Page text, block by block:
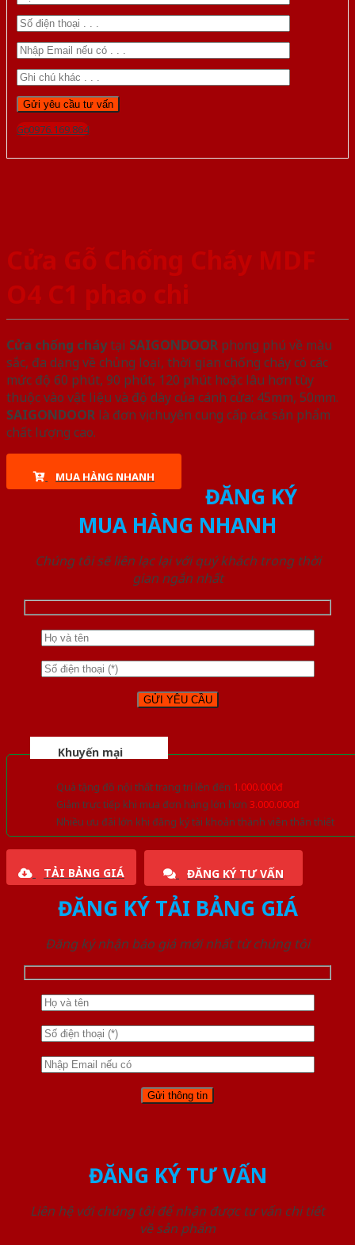
Gọi 0976.169.864
Cửa Gỗ Chống Cháy MDF
O4 C1 phao chi
Cửa chống cháytại SAIGONDOOR phong phú về màu
sắc, đa dạng về chủng loại, thời gian chống cháy có các
mức độ 60 phút, 90 phút, 120 phút hoặc lâu hơn tùy
thuộc vào vật liệu và độ dày của cánh cửa: 45mm, 50mm.
SAIGONDOOR là đơn vị chuyên cung cấp các sản phẩm
chất lượng cao.
MUA HÀNG NHANH
ĐĂNG KÝ
MUA HÀNG NHANH
Chúng tôi sẽ liên lạc lại với quý khách trong thời
gian ngắn nhất
Khuyến mại
Quà tặng đồ nội thất trang trí lên đến 1.000.000đ
Giảm trực tiếp khi mua đơn hàng lớn hơn 3.000.000đ
Nhiều ưu đãi lớn khi đăng ký tài khoản thành viên thân thiết
TẢI BẢNG GIÁ ĐĂNG KÝ TƯ VẤN
ĐĂNG KÝ TẢI BẢNG GIÁ
Đăng ký nhận báo giá mới nhất từ chúng tôi
ĐĂNG KÝ TƯ VẤN
Liên hệ với chúng tôi để nhận được tư vấn chi tiết
về sản phẩm